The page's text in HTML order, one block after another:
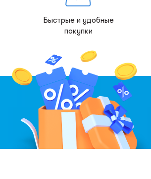
Быстрые и удобные
покупки